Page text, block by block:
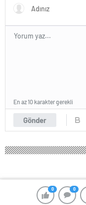
0 0
Gönder
En az 10 karakter gerekli